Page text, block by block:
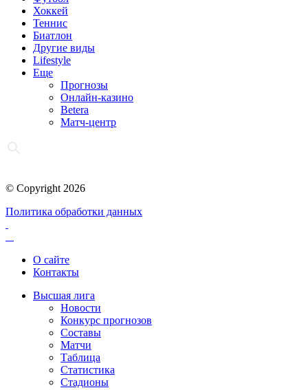
Хоккей
Теннис
Биатлон
Другие виды
Lifestyle
Еще
Прогнозы
Онлайн-казино
Betera
Матч-центр
© Copyright 2026
Политика обработки данных
О сайте
Контакты
Высшая лига
Новости
Конкурс прогнозов
Составы
Матчи
Таблица
Статистика
Стадионы